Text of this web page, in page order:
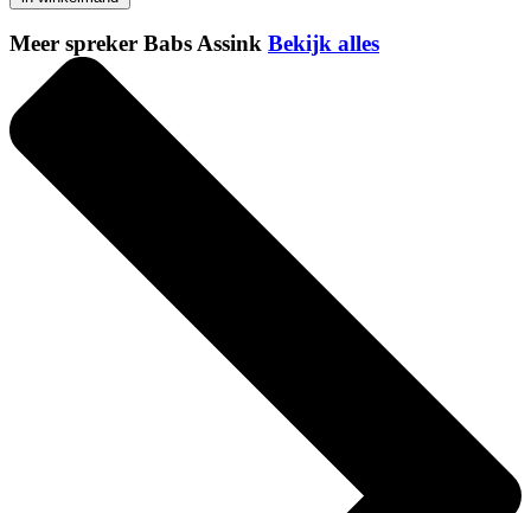
Meer spreker Babs Assink Bekijk alles